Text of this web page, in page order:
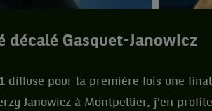
décalé Gasquet-Janowicz
diffuse pour la première fois une
Janowicz à Montpellier, j'en